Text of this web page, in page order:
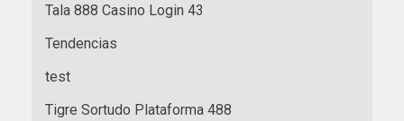
Tala 888 Casino Login 43
Tendencias
test
Tigre Sortudo Plataforma 488